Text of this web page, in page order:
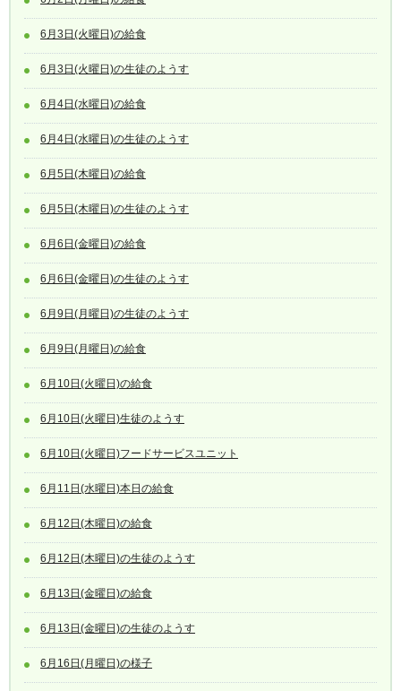
6月3日(火曜日)の給食
6月3日(火曜日)の生徒のようす
6月4日(水曜日)の給食
6月4日(水曜日)の生徒のようす
6月5日(木曜日)の給食
6月5日(木曜日)の生徒のようす
6月6日(金曜日)の給食
6月6日(金曜日)の生徒のようす
6月9日(月曜日)の生徒のようす
6月9日(月曜日)の給食
6月10日(火曜日)の給食
6月10日(火曜日)生徒のようす
6月10日(火曜日)フードサービスユニット
6月11日(水曜日)本日の給食
6月12日(木曜日)の給食
6月12日(木曜日)の生徒のようす
6月13日(金曜日)の給食
6月13日(金曜日)の生徒のようす
6月16日(月曜日)の様子